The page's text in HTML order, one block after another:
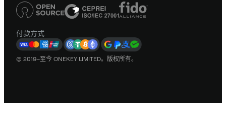
付款方式
© 2019–至今 ONEKEY LIMITED。版权所有。